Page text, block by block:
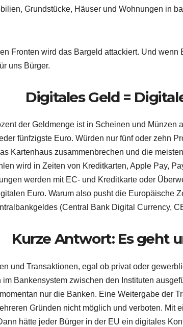
Grundstücke, Häuser und Wohnungen in
Fronten wird das Bargeld attackiert. Und wenn
uns Bürger.
Digitales Geld =
der Geldmenge ist in Scheinen und Münzen
fünfzigste Euro. Würden nur fünf oder zehn
Kartenhaus zusammenbrechen und die
wird in Zeiten von Kreditkarten, Apple Pay,
werden mit EC- und Kreditkarte oder
Euro. Warum also pusht die Europäische
(Central Bank Digital Currency,
Kurze Antwort: Es geht
und Transaktionen, egal ob privat oder
Bankensystem zwischen den Instituten
nur die Banken. Eine Weitergabe der
Gründen nicht möglich und verboten. Mit
hätte jeder Bürger in der EU ein digitales